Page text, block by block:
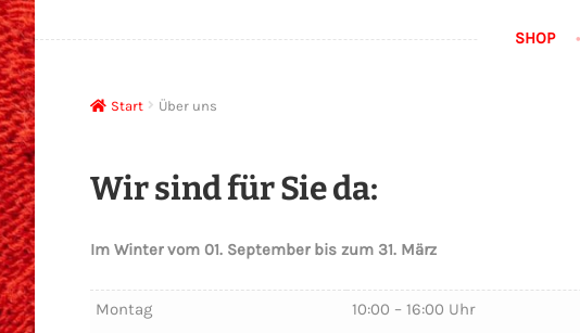
SHOP
Start Über uns
Wir sind für Sie da:
Im Winter vom 01. September bis zum 31. März
Montag
10:00 – 16:00 Uhr